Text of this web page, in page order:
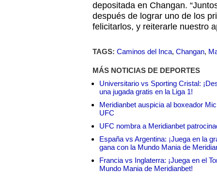
depositada en Changan.
después de lograr uno de los
felicitarlos, y reiterarle nuestro
TAGS: Caminos del Inca, Changan,
MÁS NOTICIAS DE DEPORTES
Universitario vs Sporting Cristal:
una jugada gratis en la Liga 1!
Meridianbet auspicia al boxeador
UFC
UFC nombra a Meridianbet
España vs Argentina: ¡Juega en la
gana con la Mundo Mania de
Francia vs Inglaterra: ¡Juega en el
Mundo Mania de Meridianbet!